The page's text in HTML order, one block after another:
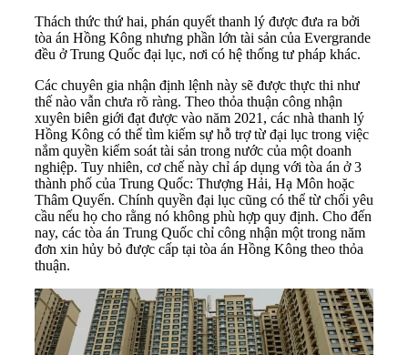
Thách thức thứ hai, phán quyết thanh lý được đưa ra bởi
tòa án Hồng Kông nhưng phần lớn tài sản của Evergrande
đều ở Trung Quốc đại lục, nơi có hệ thống tư pháp khác.
Các chuyên gia nhận định lệnh này sẽ được thực thi như
thế nào vẫn chưa rõ ràng. Theo thỏa thuận công nhận
xuyên biên giới đạt được vào năm 2021, các nhà thanh lý
Hồng Kông có thể tìm kiếm sự hỗ trợ từ đại lục trong việc
nắm quyền kiểm soát tài sản trong nước của một doanh
nghiệp. Tuy nhiên, cơ chế này chỉ áp dụng với tòa án ở 3
thành phố của Trung Quốc: Thượng Hải, Hạ Môn hoặc
Thâm Quyến. Chính quyền đại lục cũng có thể từ chối yêu
cầu nếu họ cho rằng nó không phù hợp quy định. Cho đến
nay, các tòa án Trung Quốc chỉ công nhận một trong năm
đơn xin hủy bỏ được cấp tại tòa án Hồng Kông theo thỏa
thuận.